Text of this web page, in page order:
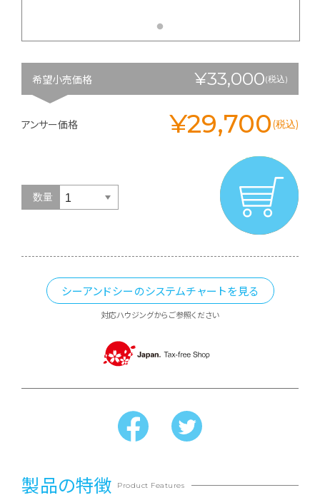
希望小売価格 ¥33,000(税込)
アンサー価格 ¥29,700 (税込)
数量
シーアンドシーのシステムチャートを見る
対応ハウジングからご参照ください
製品の特徴 Product Features